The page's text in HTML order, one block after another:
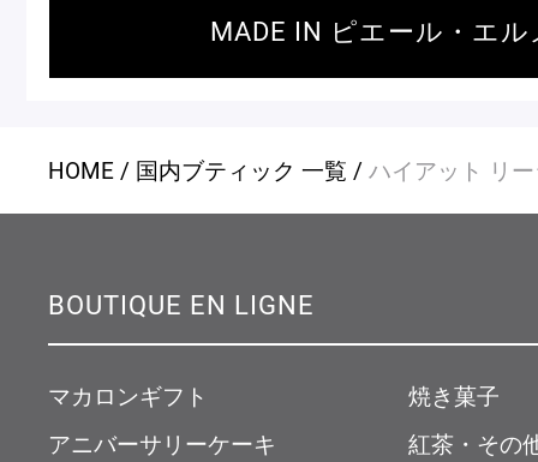
ピエール・エルメについて ブラン
店舗一覧
Nos adresses
国内ブティック一覧
ガイド
MADE IN ピエール・エル
HOME 国内ブティック 一覧 ハイアット リ
BOUTIQUE EN LIGNE
マカロンギフト
アニバーサリーケーキ
焼き菓子
紅茶・その